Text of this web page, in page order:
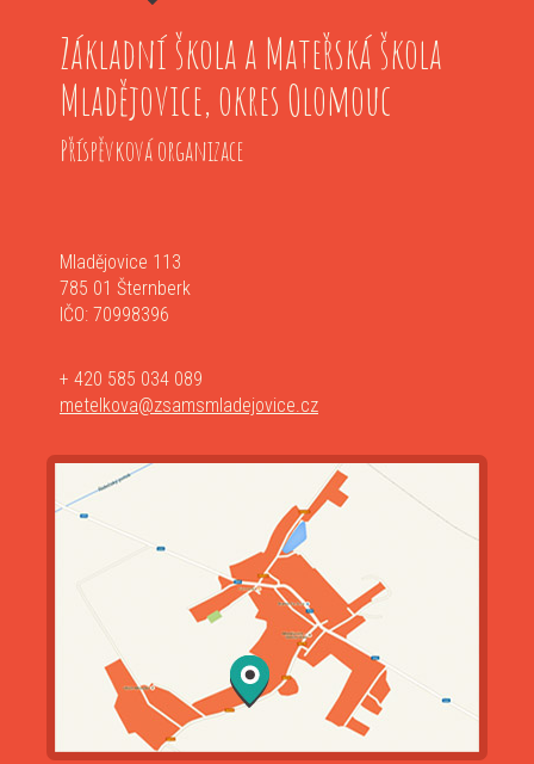
Základní škola a Mateřská škola
Mladějovice, okres Olomouc
Příspěvková organizace
Mladějovice 113
785 01 Šternberk
IČO: 70998396
+ 420 585 034 089
metelkova@zsamsmladejovice.cz